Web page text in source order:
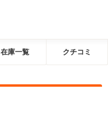
在庫一覧 クチコミ